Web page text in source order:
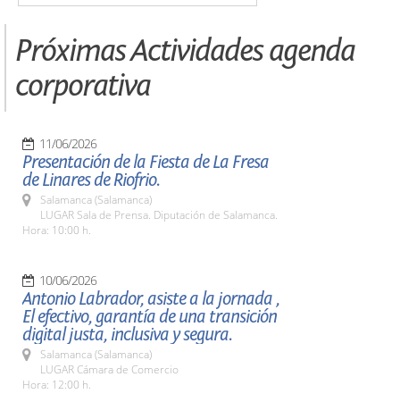
Próximas Actividades agenda
corporativa
11/06/2026
Presentación de la Fiesta de La Fresa
de Linares de Riofrio.
Salamanca (Salamanca)
LUGAR Sala de Prensa. Diputación de Salamanca.
Hora: 10:00 h.
10/06/2026
Antonio Labrador, asiste a la jornada ,
El efectivo, garantía de una transición
digital justa, inclusiva y segura.
Salamanca (Salamanca)
LUGAR Cámara de Comercio
Hora: 12:00 h.